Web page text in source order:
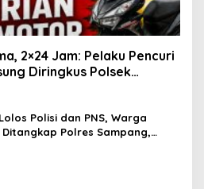
2×24 Jam: Pelaku Pencuri
Diringkus Polsek
Polisi dan PNS, Warga
Ditangkap Polres Sampang,
Rp 600 juta